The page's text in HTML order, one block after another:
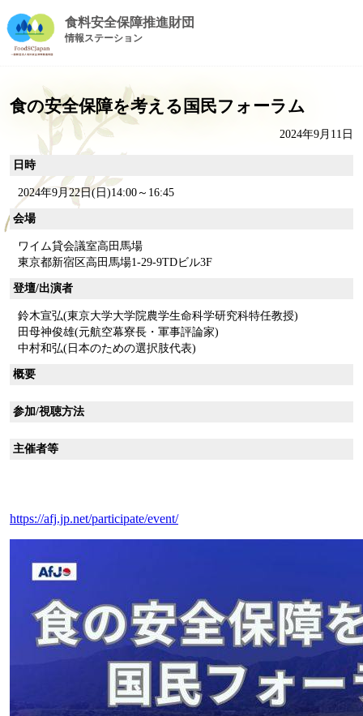
食料安全保障推進財団
情報ステーション
食の安全保障を考える国民フォーラム
2024年9月11日
日時
2024年9月22日(日)14:00～16:45
会場
ワイム貸会議室高田馬場
東京都新宿区高田馬場1-29-9TDビル3F
登壇/出演者
鈴木宣弘(東京大学大学院農学生命科学研究科特任教授)
田母神俊雄(元航空幕寮長・軍事評論家)
中村和弘(日本のための選択肢代表)
概要
参加/視聴方法
主催者等
https://afj.jp.net/participate/event/